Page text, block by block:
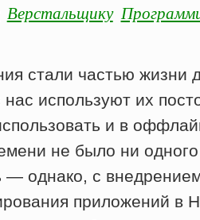
Верстальщику
стали частью жизни
нас используют их
и в
не было ни одного
— однако, с
приложений в